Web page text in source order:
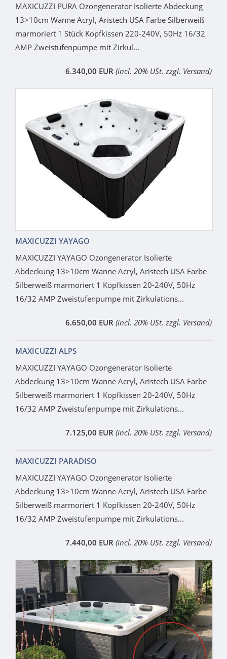
MAXICUZZI PURA Ozongenerator Isolierte Abdeckung
13>10cm Wanne Acryl, Aristech USA Farbe Silberweiß
marmoriert 1 Stück Kopfkissen 220-240V, 50Hz 16/32
AMP Zweistufenpumpe mit Zirkul...
6.340,00 EUR (incl. 20% USt. zzgl. Versand)
MAXICUZZI YAYAGO
MAXICUZZI YAYAGO Ozongenerator Isolierte
Abdeckung 13>10cm Wanne Acryl, Aristech USA Farbe
Silberweiß marmoriert 1 Kopfkissen 20-240V, 50Hz
16/32 AMP Zweistufenpumpe mit Zirkulations...
6.650,00 EUR (incl. 20% USt. zzgl. Versand)
MAXICUZZI ALPS
MAXICUZZI YAYAGO Ozongenerator Isolierte
Abdeckung 13>10cm Wanne Acryl, Aristech USA Farbe
Silberweiß marmoriert 1 Kopfkissen 20-240V, 50Hz
16/32 AMP Zweistufenpumpe mit Zirkulations...
7.125,00 EUR (incl. 20% USt. zzgl. Versand)
MAXICUZZI PARADISO
MAXICUZZI YAYAGO Ozongenerator Isolierte
Abdeckung 13>10cm Wanne Acryl, Aristech USA Farbe
Silberweiß marmoriert 1 Kopfkissen 20-240V, 50Hz
16/32 AMP Zweistufenpumpe mit Zirkulations...
7.440,00 EUR (incl. 20% USt. zzgl. Versand)